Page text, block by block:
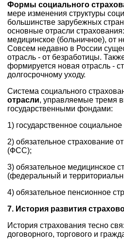
Формы социального
мере изменения структуры
большинстве зарубежных
основные отрасли
медицинское (больничное), от
Совсем недавно в России
отрасль - от безработицы.
формируется новая отрасль -
долгосрочному уходу.
Система социального
отрасли, управляемые тремя
государственными фондами:
1) государственное
2) обязательное страхование
(ФСС);
3) обязательное медицинское
(федеральный и
4) обязательное пенсионное
7. История развития
История страхования тесно
договорного, торгового и